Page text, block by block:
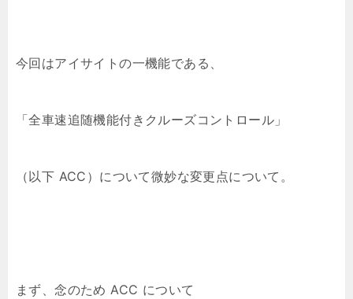
今回はアイサイトの一機能である、
「全車速追随機能付きクルーズコントロール」
（以下 ACC）について微妙な変更点について。
まず、念のため ACC について